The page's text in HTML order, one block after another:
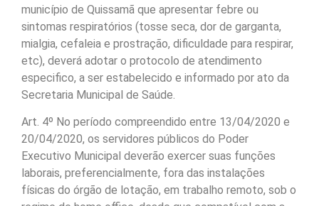
município de Quissamã que apresentar febre ou
sintomas respiratórios (tosse seca, dor de garganta,
mialgia, cefaleia e prostração, dificuldade para respirar,
etc), deverá adotar o protocolo de atendimento
especifico, a ser estabelecido e informado por ato da
Secretaria Municipal de Saúde.
Art. 4º No período compreendido entre 13/04/2020 e
20/04/2020, os servidores públicos do Poder
Executivo Municipal deverão exercer suas funções
laborais, preferencialmente, fora das instalações
físicas do órgão de lotação, em trabalho remoto, sob o